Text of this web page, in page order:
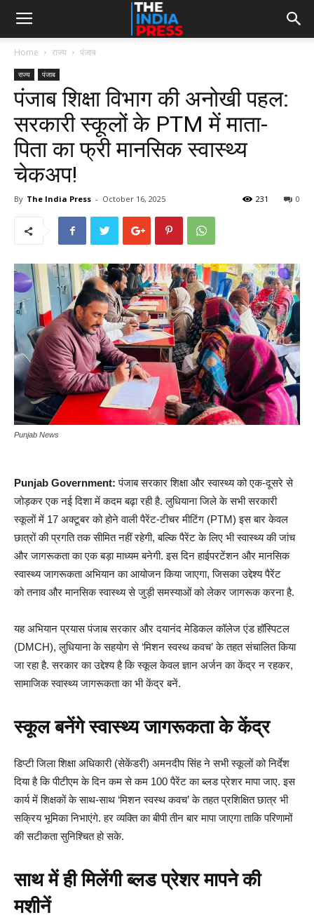
Home राज्य पंजाब
राज्य पंजाब
पंजाब शिक्षा विभाग की अनोखी पहल:
सरकारी स्कूलों के PTM में माता-
पिता का फ्री मानसिक स्वास्थ्य
चेकअप!
By The India Press - October 16, 2025 0
231
Punjab News
Punjab Government: पंजाब सरकार शिक्षा और स्वास्थ्य को एक-दूसरे से
जोड़कर एक नई दिशा में कदम बढ़ा रही है. लुधियाना जिले के सभी सरकारी
स्कूलों में 17 अक्टूबर को होने वाली पैरेंट-टीचर मीटिंग (PTM) इस बार केवल
छात्रों की प्रगति तक सीमित नहीं रहेगी, बल्कि पैरेंट के लिए भी स्वास्थ्य की जांच
और जागरूकता का एक बड़ा माध्यम बनेगी. इस दिन हाईपरटेंशन और मानसिक
स्वास्थ्य जागरूकता अभियान का आयोजन किया जाएगा, जिसका उद्देश्य पैरेंट
को तनाव और मानसिक स्वास्थ्य से जुड़ी समस्याओं को लेकर जागरूक करना है.
यह अभियान प्रयास पंजाब सरकार और दयानंद मेडिकल कॉलेज एंड हॉस्पिटल
(DMCH), लुधियाना के सहयोग से ‘मिशन स्वस्थ कवच’ के तहत संचालित किया
जा रहा है. सरकार का उद्देश्य है कि स्कूल केवल ज्ञान अर्जन का केंद्र न रहकर,
सामाजिक स्वास्थ्य जागरूकता का भी केंद्र बनें.
स्कूल बनेंगे स्वास्थ्य जागरूकता के केंद्र
डिप्टी जिला शिक्षा अधिकारी (सेकेंडरी) अमनदीप सिंह ने सभी स्कूलों को निर्देश
दिया है कि पीटीएम के दिन कम से कम 100 पैरेंट का ब्लड प्रेशर मापा जाए. इस
कार्य में शिक्षकों के साथ-साथ ‘मिशन स्वस्थ कवच’ के तहत प्रशिक्षित छात्र भी
सक्रिय भूमिका निभाएंगे. हर व्यक्ति का बीपी तीन बार मापा जाएगा ताकि परिणामों
की सटीकता सुनिश्चित हो सके.
साथ में ही मिलेंगी ब्लड प्रेशर मापने की
मशीनें